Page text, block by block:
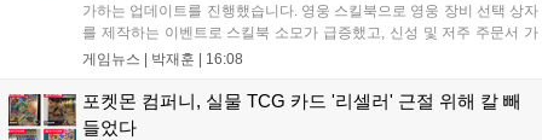
가하는 업데이트를 진행했습니다. 영웅 스킬북으로 영웅 장비 선택 상자
를 제작하는 이벤트로 스킬북 소모가 급증했고, 신성 및 저주 주문서 가
격은 소폭 상승했습니다. 나인 코어 시세는 보합세를 유지 중이며, 신의
수요는 늘었으나 일반 재료는 현상을 유지하고 있으며, 영웅 등급 장비
와 무기는 서버별로 등락을 보이고 있습니다....
게임뉴스 | 박재훈 16:08
포켓몬 컴퍼니, 실물 TCG 카드 '리셀러' 근절 위해 칼 빼
들었다